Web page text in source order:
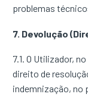
problemas
7. Devolução
7.1. O Utilizador,
direito de
indemnização, no